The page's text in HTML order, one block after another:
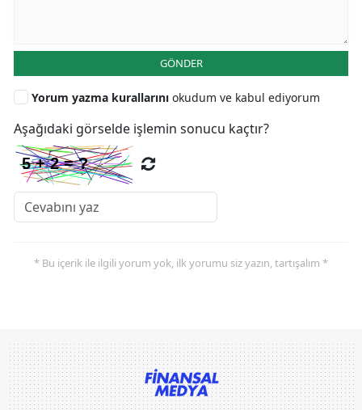
GÖNDER
Yorum yazma kurallarını okudum ve kabul ediyorum
Aşağıdaki görselde işlemin sonucu kaçtır?
* Bu içerik ile ilgili yorum yok, ilk yorumu siz yazın, tartışalım *